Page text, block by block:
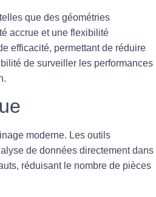
que des géométries
accrue et une flexibilité
efficacité, permettant de réduire
de surveiller les performances
moderne. Les outils
de données directement dans
réduisant le nombre de pièces